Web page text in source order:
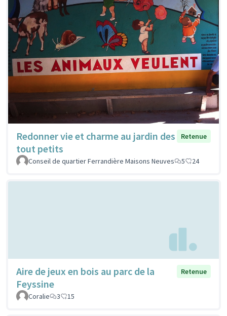
Redonner vie et charme au jardin des
tout petits
Retenue
Conseil de quartier Ferrandière Maisons Neuves 5 24
Aire de jeux en bois au parc de la
Feyssine
Retenue
Coralie 3 15